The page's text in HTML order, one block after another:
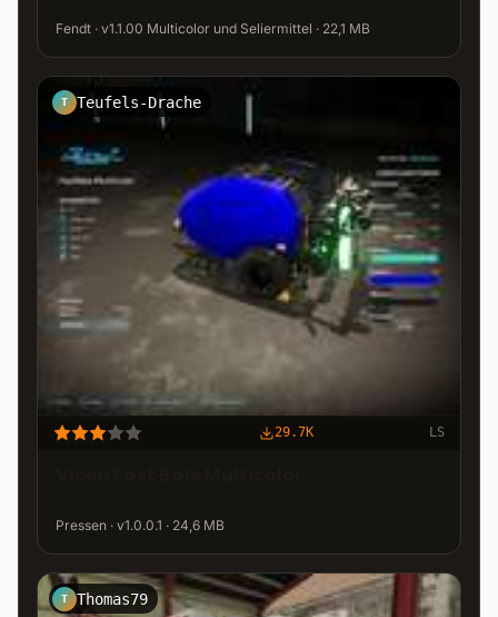
Fendt · v1.1.00 Multicolor und Seliermittel · 22,1 MB
T Teufels-Drache
29.7K LS
Pressen · v1.0.0.1 · 24,6 MB
T Thomas79